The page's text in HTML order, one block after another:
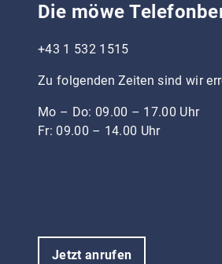
Die möwe
+43 1 532 1515
Zu folgenden Zeiten sind wir
Mo – Do: 09.00 – 17.00 Uhr
Fr: 09.00 – 14.00 Uhr
Jetzt anrufen